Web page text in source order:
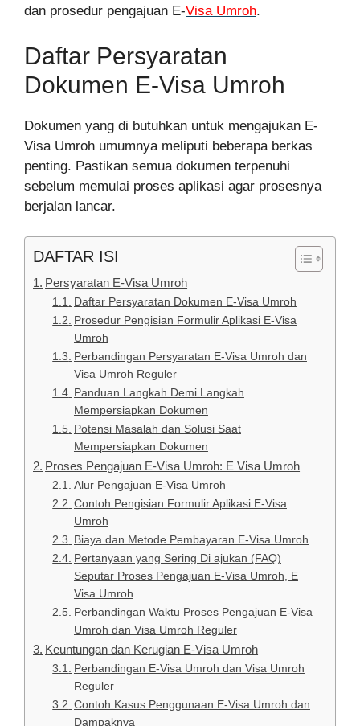
dan prosedur pengajuan E-Visa Umroh.
Daftar Persyaratan
Dokumen E-Visa Umroh
Dokumen yang di butuhkan untuk mengajukan E-
Visa Umroh umumnya meliputi beberapa berkas
penting. Pastikan semua dokumen terpenuhi
sebelum memulai proses aplikasi agar prosesnya
berjalan lancar.
DAFTAR ISI
Persyaratan E-Visa Umroh
Daftar Persyaratan Dokumen E-Visa Umroh
Prosedur Pengisian Formulir Aplikasi E-Visa
Umroh
Perbandingan Persyaratan E-Visa Umroh dan
Visa Umroh Reguler
Panduan Langkah Demi Langkah
Mempersiapkan Dokumen
Potensi Masalah dan Solusi Saat
Mempersiapkan Dokumen
Proses Pengajuan E-Visa Umroh: E Visa Umroh
Alur Pengajuan E-Visa Umroh
Contoh Pengisian Formulir Aplikasi E-Visa
Umroh
Biaya dan Metode Pembayaran E-Visa Umroh
Pertanyaan yang Sering Di ajukan (FAQ)
Seputar Proses Pengajuan E-Visa Umroh, E
Visa Umroh
Perbandingan Waktu Proses Pengajuan E-Visa
Umroh dan Visa Umroh Reguler
Keuntungan dan Kerugian E-Visa Umroh
Perbandingan E-Visa Umroh dan Visa Umroh
Reguler
Contoh Kasus Penggunaan E-Visa Umroh dan
Dampaknya